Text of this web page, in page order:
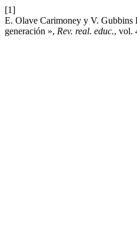
[1]
E. Olave Carimoney y V. Gubbins
generación », Rev. real. educ., vol.